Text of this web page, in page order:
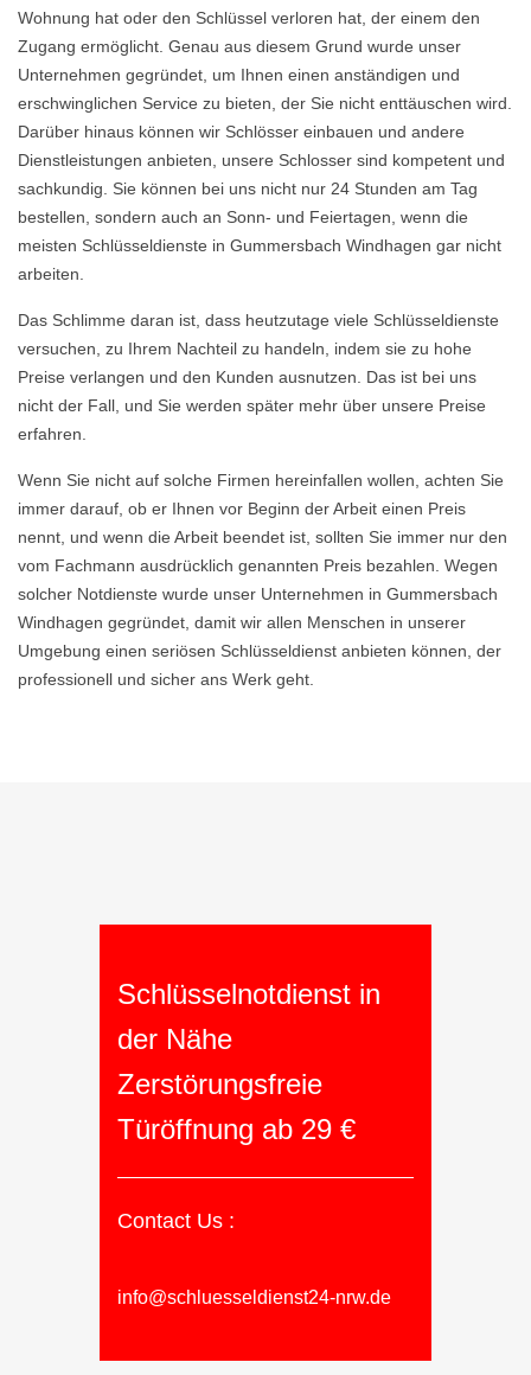
Wohnung hat oder den Schlüssel verloren hat, der einem den
Zugang ermöglicht. Genau aus diesem Grund wurde unser
Unternehmen gegründet, um Ihnen einen anständigen und
erschwinglichen Service zu bieten, der Sie nicht enttäuschen wird.
Darüber hinaus können wir Schlösser einbauen und andere
Dienstleistungen anbieten, unsere Schlosser sind kompetent und
sachkundig. Sie können bei uns nicht nur 24 Stunden am Tag
bestellen, sondern auch an Sonn- und Feiertagen, wenn die
meisten Schlüsseldienste in Gummersbach Windhagen gar nicht
arbeiten.
Das Schlimme daran ist, dass heutzutage viele Schlüsseldienste
versuchen, zu Ihrem Nachteil zu handeln, indem sie zu hohe
Preise verlangen und den Kunden ausnutzen. Das ist bei uns
nicht der Fall, und Sie werden später mehr über unsere Preise
erfahren.
Wenn Sie nicht auf solche Firmen hereinfallen wollen, achten Sie
immer darauf, ob er Ihnen vor Beginn der Arbeit einen Preis
nennt, und wenn die Arbeit beendet ist, sollten Sie immer nur den
vom Fachmann ausdrücklich genannten Preis bezahlen. Wegen
solcher Notdienste wurde unser Unternehmen in Gummersbach
Windhagen gegründet, damit wir allen Menschen in unserer
Umgebung einen seriösen Schlüsseldienst anbieten können, der
professionell und sicher ans Werk geht.
Schlüsselnotdienst in
der Nähe
Zerstörungsfreie
Türöffnung ab 29 €
Contact Us :
info@schluesseldienst24-nrw.de